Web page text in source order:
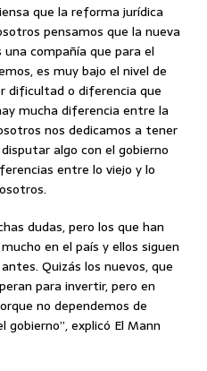
que la reforma jurídica
pensamos que la nueva
compañía que para el
es muy bajo el nivel de
dificultad o diferencia que
mucha diferencia entre la
nos dedicamos a tener
algo con el gobierno
entre lo viejo y lo
dudas, pero los que han
en el país y ellos siguen
Quizás los nuevos, que
para invertir, pero en
no dependemos de
gobierno”, explicó El Mann